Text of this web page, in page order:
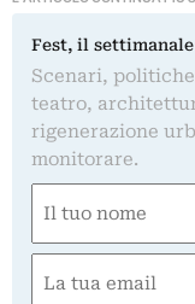
Fest, il
Scenari,
teatro,
rigenerazione
monitorare.
(Required)
First
(Required)